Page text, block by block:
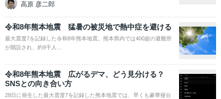
高原 彦二郎
令和8年熊本地震 猛暑の被災地で熱中症を避ける
最大震度7を記録した令和8年熊本地震。熊本県内では400超の避難所
が開設され、約9千人…
令和8年熊本地震 広がるデマ、どう見分ける？
SNSとの向き合い方
28日に発生した最大震度7を記録した熊本地震では、早くも豪華寝台